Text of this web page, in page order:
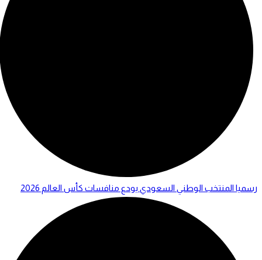
رسميا المنتخب الوطني السعودي يودع منافسات كأس العالم 2026